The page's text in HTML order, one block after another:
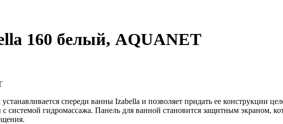
160 белый, AQUANET
спереди ванны Izabella и позволяет придать ее конструкции
системой гидромассажа. Панель для ванной становится защитным экраном,